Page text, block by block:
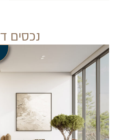
נכסים דומים
בתכנון